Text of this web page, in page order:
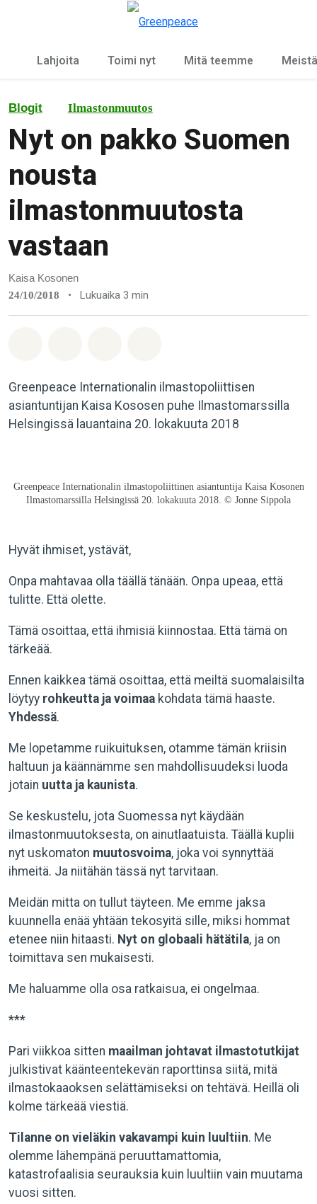
Lahjoita Toimi nyt Mitä teemme Meistä
Blogit Ilmastonmuutos
Nyt on pakko Suomen
nousta
ilmastonmuutosta
vastaan
Kaisa Kosonen
24/10/2018 • Lukuaika 3 min
Greenpeace Internationalin ilmastopoliittisen
asiantuntijan Kaisa Kososen puhe Ilmastomarssilla
Helsingissä lauantaina 20. lokakuuta 2018
Greenpeace Internationalin ilmastopoliittinen asiantuntija Kaisa Kosonen
Ilmastomarssilla Helsingissä 20. lokakuuta 2018. © Jonne Sippola
Hyvät ihmiset, ystävät,
Onpa mahtavaa olla täällä tänään. Onpa upeaa, että
tulitte. Että olette.
Tämä osoittaa, että ihmisiä kiinnostaa. Että tämä on
tärkeää.
Ennen kaikkea tämä osoittaa, että meiltä suomalaisilta
löytyy rohkeutta ja voimaa kohdata tämä haaste.
Yhdessä.
Me lopetamme ruikuituksen, otamme tämän kriisin
haltuun ja käännämme sen mahdollisuudeksi luoda
jotain uutta ja kaunista.
Se keskustelu, jota Suomessa nyt käydään
ilmastonmuutoksesta, on ainutlaatuista. Täällä kuplii
nyt uskomaton muutosvoima, joka voi synnyttää
ihmeitä. Ja niitähän tässä nyt tarvitaan.
Meidän mitta on tullut täyteen. Me emme jaksa
kuunnella enää yhtään tekosyitä sille, miksi hommat
etenee niin hitaasti. Nyt on globaali hätätila, ja on
toimittava sen mukaisesti.
Me haluamme olla osa ratkaisua, ei ongelmaa.
***
Pari viikkoa sitten maailman johtavat ilmastotutkijat
julkistivat käänteentekevän raporttinsa siitä, mitä
ilmastokaaoksen selättämiseksi on tehtävä. Heillä oli
kolme tärkeää viestiä.
Tilanne on vieläkin vakavampi kuin luultiin. Me
olemme lähempänä peruuttamattomia,
katastrofaalisia seurauksia kuin luultiin vain muutama
vuosi sitten.